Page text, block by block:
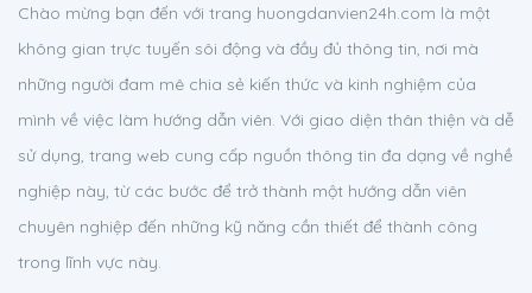
Chào mừng bạn đến với trang huongdanvien24h.com là một
không gian trực tuyến sôi động và đầy đủ thông tin, nơi mà
những người đam mê chia sẻ kiến thức và kinh nghiệm của
mình về việc làm hướng dẫn viên. Với giao diện thân thiện và dễ
sử dụng, trang web cung cấp nguồn thông tin đa dạng về nghề
nghiệp này, từ các bước để trở thành một hướng dẫn viên
chuyên nghiệp đến những kỹ năng cần thiết để thành công
trong lĩnh vực này.